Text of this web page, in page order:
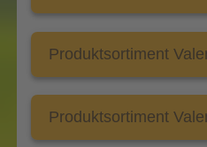
Produktsortiment
Produktsortiment